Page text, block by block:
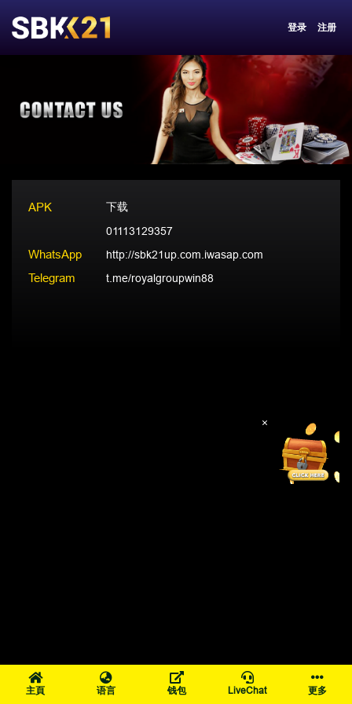
登录 注册
APK
下载
01113129357
WhatsApp http://sbk21up.com.iwasap.com
Telegram t.me/royalgroupwin88
主頁 语言 钱包 LiveChat 更多
×